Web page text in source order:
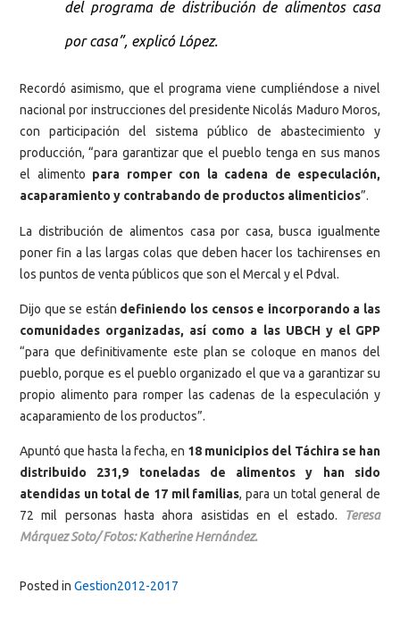
del programa de distribución de alimentos casa
por casa”, explicó López.
Recordó asimismo, que el programa viene cumpliéndose a nivel
nacional por instrucciones del presidente Nicolás Maduro Moros,
con participación del sistema público de abastecimiento y
producción, “para garantizar que el pueblo tenga en sus manos
el alimento para romper con la cadena de especulación,
acaparamiento y contrabando de productos alimenticios”.
La distribución de alimentos casa por casa, busca igualmente
poner fin a las largas colas que deben hacer los tachirenses en
los puntos de venta públicos que son el Mercal y el Pdval.
Dijo que se están definiendo los censos e incorporando a las
comunidades organizadas, así como a las UBCH y el GPP
“para que definitivamente este plan se coloque en manos del
pueblo, porque es el pueblo organizado el que va a garantizar su
propio alimento para romper las cadenas de la especulación y
acaparamiento de los productos”.
Apuntó que hasta la fecha, en 18 municipios del Táchira se han
distribuido 231,9 toneladas de alimentos y han sido
atendidas un total de 17 mil familias, para un total general de
72 mil personas hasta ahora asistidas en el estado.
Teresa
Márquez Soto/ Fotos: Katherine Hernández.
Posted in Gestion2012-2017